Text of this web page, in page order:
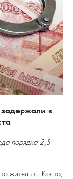
в
порядка 2,5
житель с. Коста,